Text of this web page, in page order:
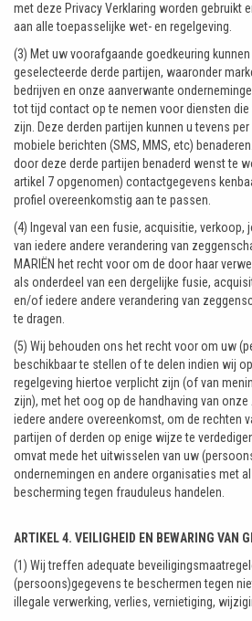
met deze Privacy Verklaring worden gebruikt
aan alle toepasselijke wet- en regelgeving.
(3) Met uw voorafgaande goedkeuring
geselecteerde derde partijen, waaronder
bedrijven en onze aanverwante
tot tijd contact op te nemen voor diensten
zijn. Deze derden partijen kunnen u tevens
mobiele berichten (SMS, MMS, etc)
door deze derde partijen benaderd wenst te
artikel 7 opgenomen) contactgegevens
profiel overeenkomstig aan te passen.
(4) Ingeval van een fusie, acquisitie, verkoop,
van iedere andere verandering van
MARIËN het recht voor om de door haar
als onderdeel van een dergelijke fusie,
en/of iedere andere verandering van
te dragen.
(5) Wij behouden ons het recht voor om uw
beschikbaar te stellen of te delen indien wij
regelgeving hiertoe verplicht zijn (of van
zijn), met het oog op de handhaving van
iedere andere overeenkomst, om de rechten
partijen of derden op enige wijze te
omvat mede het uitwisselen van uw
ondernemingen en andere organisaties met
bescherming tegen frauduleus handelen.
ARTIKEL 4. VEILIGHEID EN BEWARING VAN
(1) Wij treffen adequate
(persoons)gegevens te beschermen tegen
illegale verwerking, verlies, vernietiging,